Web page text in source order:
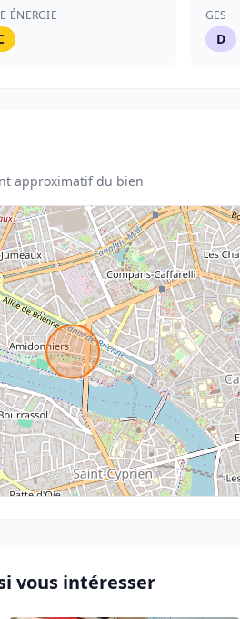
ÉNERGIE GES
D
approximatif du bien
vous intéresser